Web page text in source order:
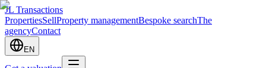
JL Transactions
PropertiesSellProperty managementBespoke searchThe
agencyContact
EN